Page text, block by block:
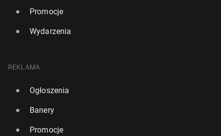
Promocje
Wydarzenia
REKLAMA
Ogłoszenia
Banery
Promocje